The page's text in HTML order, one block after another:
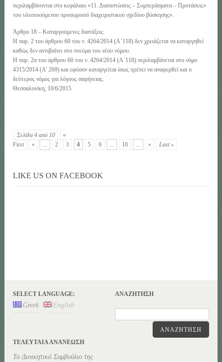
περιλαμβάνονται στο κεφάλαιο «11. Διαπιστώσεις – Συμπεράσματα – Προτάσεις»
του υλοποιούμενου προσωρινού διαχειριστικού σχεδίου βόσκησης».
Άρθρο 18 – Καταργούμενες διατάξεις:
Η παρ. 2 του άρθρου 60 του ν. 4264/2014 (Α΄118) δεν χρειάζεται να καταργηθεί
καθώς δεν αντιβαίνει στο πνεύμα του νέου νόμου.
Η παρ. 2α του άρθρου 60 του ν. 4264/2014 (Α΄118) περιλαμβάνεται στο νόμο
4315/2014 (Α’ 269) και εφόσον καταργείται ίσως πρέπει να αναφερθεί και ο
δεύτερος νόμος για λόγους σαφήνειας.
Θεσσαλονίκη, 10/6/2015
Σελίδα 4 από 10
«
First
« 2 3 4 5 6 10 » Last »
LIKE US ON FACEBOOK
SELECT LANGUAGE:
Greek English
ΑΝΑΖΉΤΗΣΗ
ΑΝΑΖΉΤΗΣΗ
ΤΕΛΕΥΤΑΊΑ ΑΝΑΝΕΏΣΗ
Το Διοικητικό Συμβούλιο της